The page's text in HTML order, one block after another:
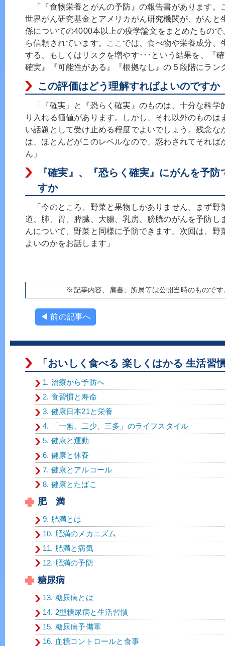
「『食物栄養とがんの予防』の報告書があります。
世界がん研究基金とアメリカがん研究機関が、がんと
係についての4000本以上の疫学論文をまとめたもの
ら信頼されています。ここでは、食べ物や栄養成分、
する、もしくはリスクを増やす･･･という結果を、『
確実』『可能性がある』『根拠なし』の５段階にラン
この評価はどう理解すればよいのですか
「『確実』と『恐らく確実』のものは、十分な科学
り入れる価値があります。しかし、それ以外のものは
い話題として受け止める程度でよいでしょう。残念な
は、ほとんどがこのレベルなので、惑わされてそれば
ん」
『確実』、『恐らく確実』にがんを予
すか
「今のところ、野菜と果物しかありません。まず野
道、肺、胃、膵臓、大腸、乳房、膀胱のがんを予防し
んについて、野菜と同様に予防できます。次回は、野
よいのかをお話します」
※記事内容、肩書、所属等は公開当時のもので
◀ 前の記事へ
「おいしく食べる 楽しくはかる 生活習
1. 治療から予防へ
2. 食習慣と寿命
3. 健康日本21と栄養
4. 「一無、二少、三多」のライフスタイル
5. 健康と運動
6. 健康と休養
7. 健康とアルコール
8. 健康とたばこ
肥 満
9. 肥満とは
10. 肥満のメカニズム
11. 肥満と病気
12. 肥満の予防
糖尿病
13. 糖尿病とは
14. 2型糖尿病と生活習慣
15. 糖尿病予備軍
16. 血糖コントロールと食事